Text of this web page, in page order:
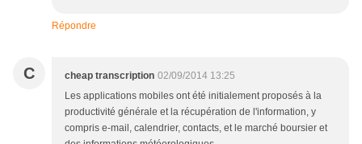
Répondre
C cheap transcription 02/09/2014 13:25
Les applications mobiles ont été initialement proposés à la
productivité générale et la récupération de l'information, y
compris e-mail, calendrier, contacts, et le marché boursier et